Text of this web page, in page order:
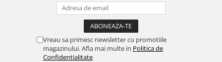
Vreau sa primesc newsletter cu promotiile
magazinului. Afla mai multe in Politica de
Confidentialitate